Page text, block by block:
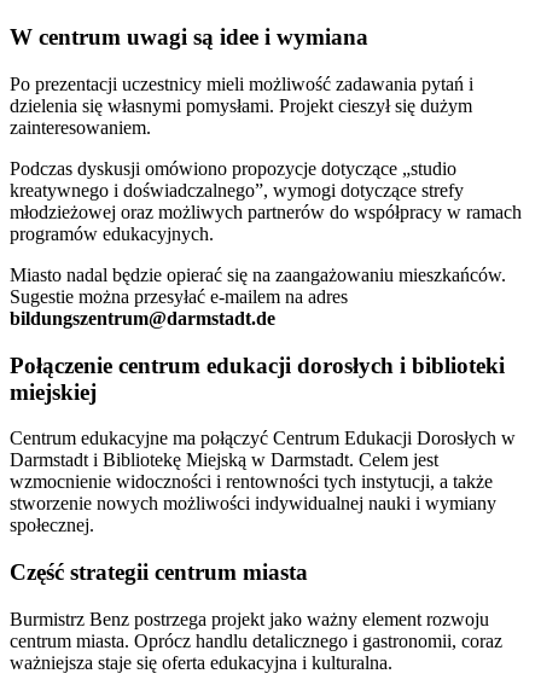
W centrum uwagi są idee i wymiana
Po prezentacji uczestnicy mieli możliwość zadawania pytań i
dzielenia się własnymi pomysłami. Projekt cieszył się dużym
zainteresowaniem.
Podczas dyskusji omówiono propozycje dotyczące „studio
kreatywnego i doświadczalnego”, wymogi dotyczące strefy
młodzieżowej oraz możliwych partnerów do współpracy w ramach
programów edukacyjnych.
Miasto nadal będzie opierać się na zaangażowaniu mieszkańców.
Sugestie można przesyłać e-mailem na adres
bildungszentrum@darmstadt.de
Połączenie centrum edukacji dorosłych i biblioteki
miejskiej
Centrum edukacyjne ma połączyć Centrum Edukacji Dorosłych w
Darmstadt i Bibliotekę Miejską w Darmstadt. Celem jest
wzmocnienie widoczności i rentowności tych instytucji, a także
stworzenie nowych możliwości indywidualnej nauki i wymiany
społecznej.
Część strategii centrum miasta
Burmistrz Benz postrzega projekt jako ważny element rozwoju
centrum miasta. Oprócz handlu detalicznego i gastronomii, coraz
ważniejsza staje się oferta edukacyjna i kulturalna.